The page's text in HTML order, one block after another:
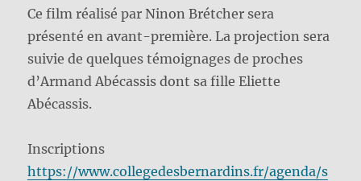
Ce film réalisé par Ninon Brétcher sera
présenté en avant-première. La projection sera
suivie de quelques témoignages de proches
d’Armand Abécassis dont sa fille Eliette
Abécassis.
Inscriptions
https://www.collegedesbernardins.fr/agenda/s